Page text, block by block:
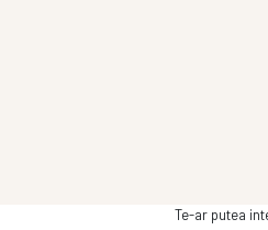
Te-ar putea